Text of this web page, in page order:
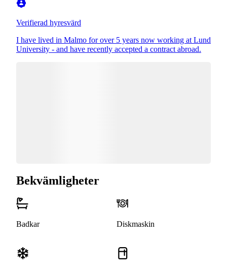
Verifierad hyresvärd
I have lived in Malmo for over 5 years now working at Lund
University - and have recently accepted a contract abroad.
Bekvämligheter
Badkar Diskmaskin